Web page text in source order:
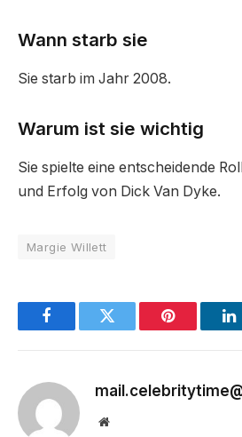
Wann starb sie
Sie starb im Jahr 2008.
Warum ist sie wichtig
Sie spielte eine entscheidende
und Erfolg von Dick Van Dyke.
Margie Willett
FacebookTwitter Pinterest
Website